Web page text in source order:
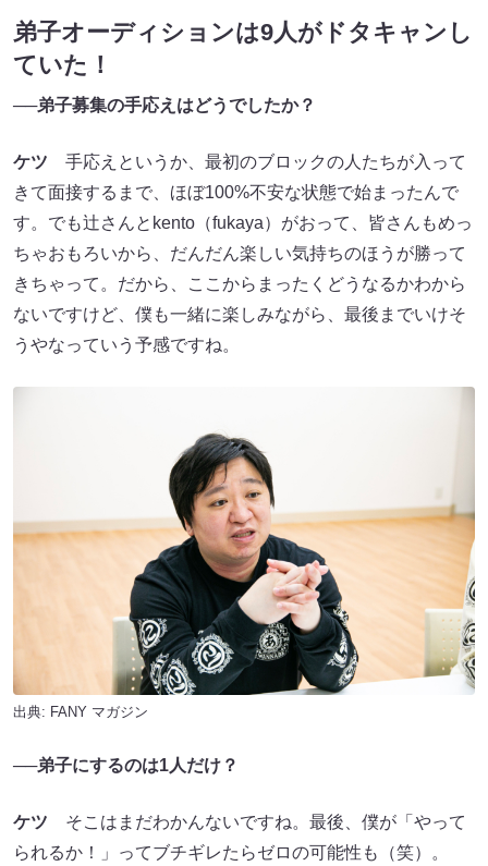
弟子オーディションは9人がドタキャンし
ていた！
──弟子募集の手応えはどうでしたか？
ケツ 手応えというか、最初のブロックの人たちが入って
きて面接するまで、ほぼ100%不安な状態で始まったんで
す。でも辻さんとkento（fukaya）がおって、皆さんもめっ
ちゃおもろいから、だんだん楽しい気持ちのほうが勝って
きちゃって。だから、ここからまったくどうなるかわから
ないですけど、僕も一緒に楽しみながら、最後までいけそ
うやなっていう予感ですね。
出典: FANY マガジン
──弟子にするのは1人だけ？
ケツ そこはまだわかんないですね。最後、僕が「やって
られるか！」ってブチギレたらゼロの可能性も（笑）。